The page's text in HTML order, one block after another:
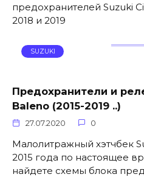
предохранителей Suzuki
2018 и 2019
SUZUKI
Предохранители и
Baleno (2015-2019 ..)
27.07.2020 0
Малолитражный хэтчбек
2015 года по настоящее
найдете схемы блока